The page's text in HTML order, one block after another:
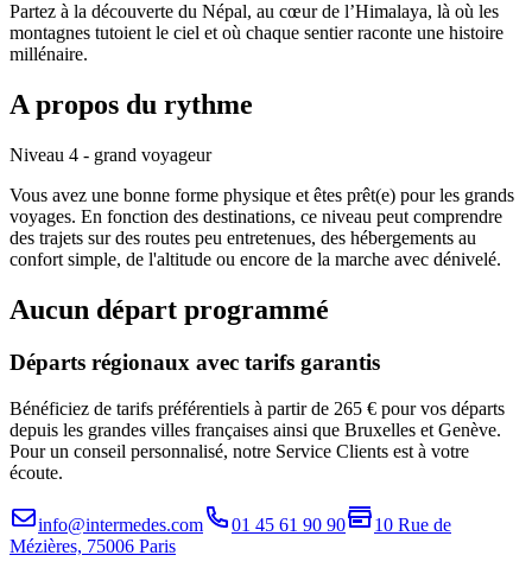
Partez à la découverte du Népal, au cœur de l’Himalaya, là où les
montagnes tutoient le ciel et où chaque sentier raconte une histoire
millénaire.
A propos du rythme
Niveau 4 - grand voyageur
Vous avez une bonne forme physique et êtes prêt(e) pour les grands
voyages. En fonction des destinations, ce niveau peut comprendre
des trajets sur des routes peu entretenues, des hébergements au
confort simple, de l'altitude ou encore de la marche avec dénivelé.
Aucun départ programmé
Départs régionaux avec tarifs garantis
Bénéficiez de tarifs préférentiels à partir de 265 € pour vos départs
depuis les grandes villes françaises ainsi que Bruxelles et Genève.
Pour un conseil personnalisé, notre Service Clients est à votre
écoute.
info@intermedes.com 01 45 61 90 90
10 Rue de
Mézières, 75006 Paris